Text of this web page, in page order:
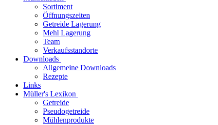
Sortiment
Öffnungszeiten
Getreide Lagerung
Mehl Lagerung
Team
Verkaufsstandorte
Downloads
Allgemeine Downloads
Rezepte
Links
Müller's Lexikon
Getreide
Pseudogetreide
Mühlenprodukte